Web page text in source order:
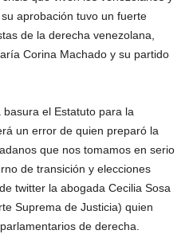
aprobación tuvo un fuerte
de la derecha venezolana,
Corina Machado y su partido
basura el Estatuto para la
un error de quien preparó la
que nos tomamos en serio
de transición y elecciones
twitter la abogada Cecilia Sosa
Suprema de Justicia) quien
de derecha.